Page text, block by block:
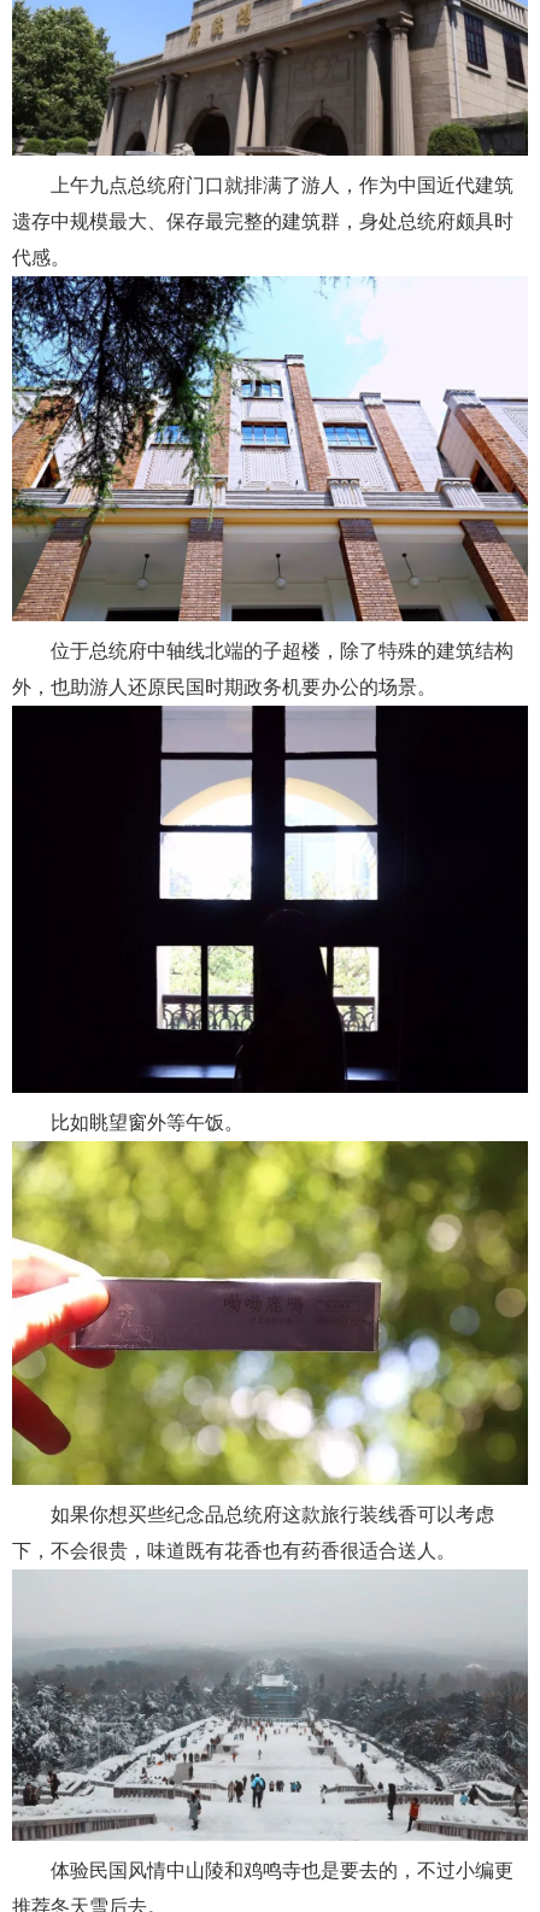
上午九点总统府门口就排满了游人，作为中国近代建筑
遗存中规模最大、保存最完整的建筑群，身处总统府颇具时
代感。
位于总统府中轴线北端的子超楼，除了特殊的建筑结构
外，也助游人还原民国时期政务机要办公的场景。
比如眺望窗外等午饭。
如果你想买些纪念品总统府这款旅行装线香可以考虑
下，不会很贵，味道既有花香也有药香很适合送人。
体验民国风情中山陵和鸡鸣寺也是要去的，不过小编更
推荐冬天雪后去。